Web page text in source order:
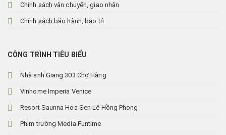
Chính sách vận chuyển, giao nhận
Chính sách bảo hành, bảo trì
CÔNG TRÌNH TIÊU BIỂU
Nhà anh Giang 303 Chợ Hàng
Vinhome Imperia Venice
Resort Saunna Hoa Sen Lê Hồng Phong
Phim trường Media Funtime